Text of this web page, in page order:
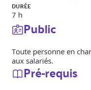
DURÉE
7 h
Public
Toute personne en
aux salariés.
Pré-requis